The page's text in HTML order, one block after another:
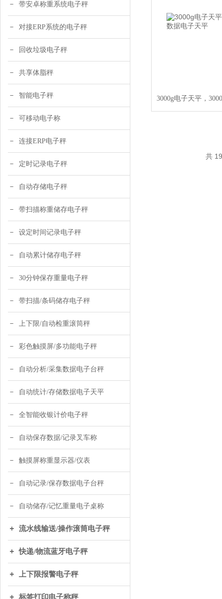
带安卓称重系统电子秤
对接ERP系统的电子秤
回收垃圾电子秤
共享体脂秤
智能电子秤
可移动电子称
连接ERP电子秤
定时记录电子秤
自动存储电子秤
带扫描称重储存电子秤
设定时间记录电子秤
自动累计储存电子秤
30分钟保存重量电子秤
带扫描/条码储存电子秤
上下限/自动检重滚筒秤
彩色触摸屏/多功能电子秤
自动分析/采集数据电子台秤
自动统计/存储数据电子天平
全智能收银计价电子秤
自动保存数据/记录叉车称
触摸屏称重显示器/仪表
自动记录/保存数据电子台秤
自动储存/记忆重量电子桌称
流水线输送/操作滚筒电子秤
快递/物流蓝牙电子秤
上下限报警电子秤
标签打印电子称秤
共